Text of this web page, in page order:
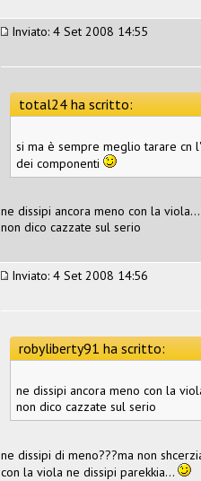
Inviato: 4 Set 2008 14:55
total24 ha scritto:
si ma è sempre meglio tarare cn
dei componenti
ne dissipi ancora meno con la viola...
non dico cazzate sul serio
Inviato: 4 Set 2008 14:56
robyliberty91 ha scritto:
ne dissipi ancora meno con la
non dico cazzate sul serio
ne dissipi di meno???ma non
con la viola ne dissipi parekkia...